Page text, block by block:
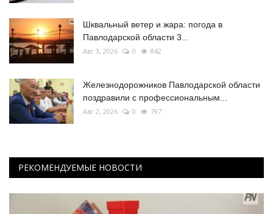
Шквальный ветер и жара: погода в
Павлодарской области 3...
Авг 3, 2026 0 842
Железнодорожников Павлодарской области
поздравили с профессиональным...
Авг 2, 2026 0 797
РЕКОМЕНДУЕМЫЕ НОВОСТИ